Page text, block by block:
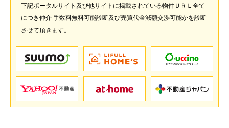
下記ポータルサイト及び他サイトに掲載されている物件ＵＲＬ全て
につき仲介 手数料無料可能診断及び売買代金減額交渉可能かを診断
させて頂きます。